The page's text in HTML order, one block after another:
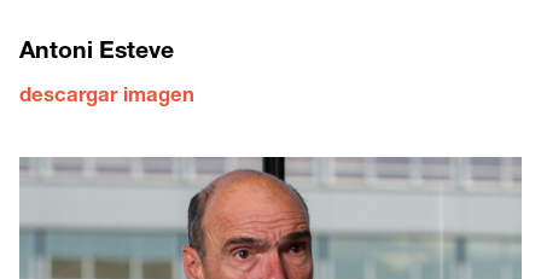
Antoni Esteve
descargar imagen